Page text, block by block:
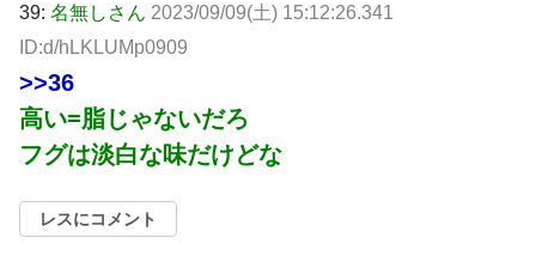
39: 名無しさん 2023/09/09(土) 15:12:26.341
ID:d/hLKLUMp0909
>>36
高い=脂じゃないだろ
フグは淡白な味だけどな
レスにコメント